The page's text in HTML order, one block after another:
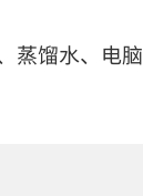
蒸馏水、电脑